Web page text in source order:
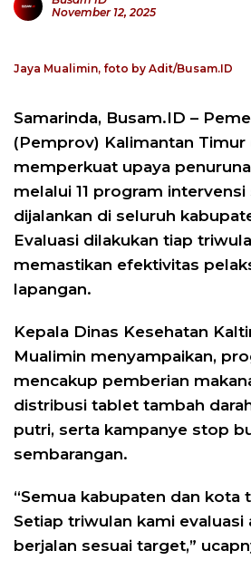
November 12, 2025
Jaya Mualimin, foto by Adit/Busam.ID
Samarinda, Busam.ID –
(Pemprov) Kalimantan Timur
memperkuat upaya
melalui 11 program
dijalankan di seluruh
Evaluasi dilakukan tiap
memastikan efektivitas
lapangan.
Kepala Dinas Kesehatan
Mualimin menyampaikan,
mencakup pemberian
distribusi tablet tambah
putri, serta kampanye stop
sembarangan.
“Semua kabupaten dan kota
Setiap triwulan kami evaluasi
berjalan sesuai target,”